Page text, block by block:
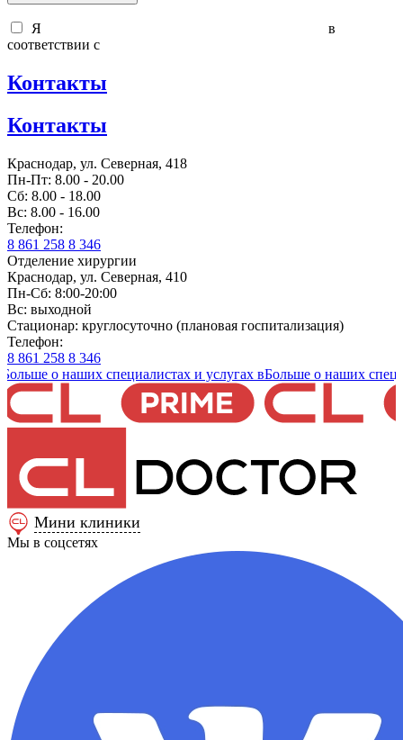
Я
в
соответствии с
Контакты
Контакты
Краснодар, ул. Северная, 418
Пн-Пт: 8.00 - 20.00
Сб: 8.00 - 18.00
Вс: 8.00 - 16.00
Телефон:
8 861 258 8 346
Отделение хирургии
Краснодар, ул. Северная, 410
Пн-Сб: 8:00-20:00
Вс: выходной
Стационар: круглосуточно (плановая госпитализация)
Телефон:
8 861 258 8 346
о наших специалистах и услугах вБольше о наших
Мини клиники
Мы в соцсетях